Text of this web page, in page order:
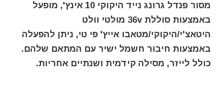
מסור פנדל גרונג נייד היקוקי 10 אינץ', מופעל
באמצעות סוללת 36v מולטי וולט
היטאצ'י/היקוקי/מטאבו אייץ' פי טי, ניתן להפעלה
באמצעות חיבור חשמל ישיר עם המתאם שלהם.
כולל לייזר, מסילה קידמית ושנתיים אחריות.